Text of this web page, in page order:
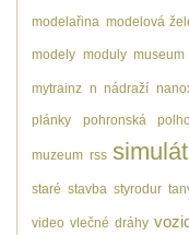
modelařina modelová
modely moduly museum
mytrainz n nádraží
plánky pohronská
muzeum rss
staré stavba styrodur
video vlečné dráhy